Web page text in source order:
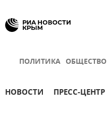
ПОЛИТИКА ОБЩЕСТВО
НОВОСТИ ПРЕСС-ЦЕНТР